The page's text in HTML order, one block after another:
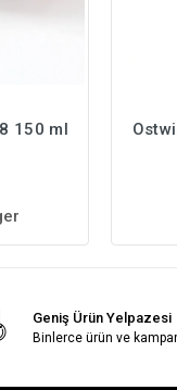
150 ml
Geniş Ürün Yelpazesi
Binlerce ürün ve